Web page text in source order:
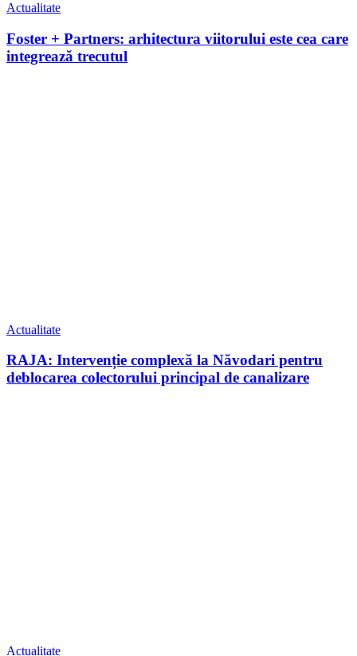
Actualitate
Foster + Partners: arhitectura viitorului este cea care
integrează trecutul
Actualitate
RAJA: Intervenție complexă la Năvodari pentru
deblocarea colectorului principal de canalizare
Actualitate